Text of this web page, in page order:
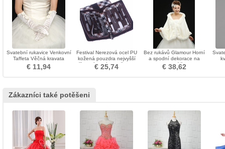
Svatební rukavice Venkovní
Taffeta Věčná kravata
€ 11,94
Festival Nerezová ocel PU
kožená pouzdra nejvyšší
třídy Dárková krabička 10
kusůNávrat
€ 25,74
Bez rukávů Glamour Horní
a spodní dekorace na
svatební šaty
€ 38,62
Zákazníci také potěšeni